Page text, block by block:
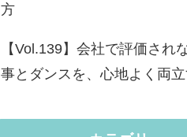
方
【Vol.139】会社で評価され
事とダンスを、心地よく両